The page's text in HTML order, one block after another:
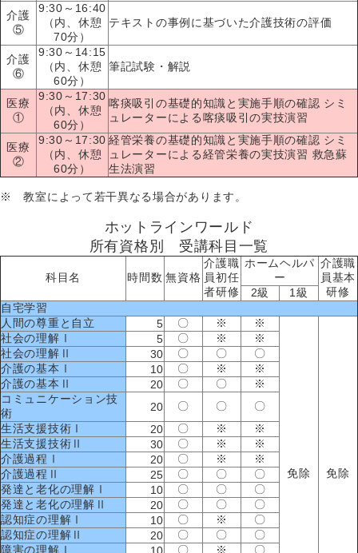
介護
⑤
9:30～16:40
（内、休憩
70分）
テキストの事例に基づいた介護技術の評価
介護
⑥
9:30～14:15
（内、休憩
60分）
筆記試験・解説
医療
①
9:30～17:30
（内、休憩
60分）
喀痰吸引の基礎的知識と実施手順の確認 シミ
ュレーターによる喀痰吸引の実技演習
医療
②
9:30～17:30
（内、休憩
60分）
経管栄養の基礎的知識と実施手順の確認 シミ
ュレーターによる経管栄養の実技演習 救急蘇
生法演習
※ 教室によって若干異なる場合があります。
ホットラインワールド
所有資格別 受講科目一覧
科目名 時間数 無資格
介護職
員初任
者研修
ホームヘルパ
ー
介護職
員基本
研修
2級
1級
自宅学習
人間の尊重と自立
5 〇 ※ ※
免除 免除
社会の理解Ⅰ 5 〇 ※
※
社会の理解Ⅱ
30 〇 〇
〇
介護の基本Ⅰ
10 〇 ※
※
介護の基本Ⅱ
20 〇 〇
※
コミュニケーション技
術
20 〇 〇
〇
生活支援技術Ⅰ
20 〇 ※
※
生活支援技術Ⅱ
30 〇 ※
※
介護過程Ⅰ
20 〇 ※
※
介護過程Ⅱ
25 〇 〇
〇
発達と老化の理解Ⅰ
10 〇 〇
〇
発達と老化の理解Ⅱ
20 〇 〇
〇
認知症の理解Ⅰ
10 〇 ※
〇
認知症の理解Ⅱ
20 〇 〇
〇
障害の理解Ⅰ
〇 ※
〇